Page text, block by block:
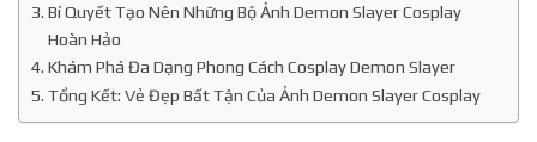
Bí Quyết Tạo Nên Những Bộ Ảnh Demon Slayer Cosplay
Hoàn Hảo
Khám Phá Đa Dạng Phong Cách Cosplay Demon Slayer
Tổng Kết: Vẻ Đẹp Bất Tận Của Ảnh Demon Slayer Cosplay